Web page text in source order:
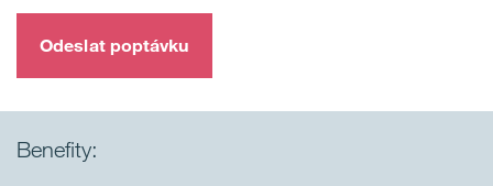
Odeslat poptávku
Benefity: